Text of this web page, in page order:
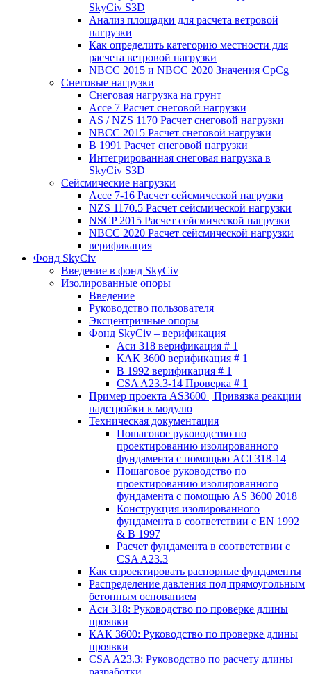
SkyCiv S3D
Анализ площадки для расчета ветровой
нагрузки
Как определить категорию местности для
расчета ветровой нагрузки
NBCC 2015 и NBCC 2020 Значения CpCg
Снеговые нагрузки
Снеговая нагрузка на грунт
Ассе 7 Расчет снеговой нагрузки
AS / NZS 1170 Расчет снеговой нагрузки
NBCC 2015 Расчет снеговой нагрузки
В 1991 Расчет снеговой нагрузки
Интегрированная снеговая нагрузка в
SkyCiv S3D
Сейсмические нагрузки
Ассе 7-16 Расчет сейсмической нагрузки
NZS 1170.5 Расчет сейсмической нагрузки
NSCP 2015 Расчет сейсмической нагрузки
NBCC 2020 Расчет сейсмической нагрузки
верификация
Фонд SkyCiv
Введение в фонд SkyCiv
Изолированные опоры
Введение
Руководство пользователя
Эксцентричные опоры
Фонд SkyCiv – верификация
Аси 318 верификация # 1
КАК 3600 верификация # 1
В 1992 верификация # 1
CSA A23.3-14 Проверка # 1
Пример проекта AS3600 | Привязка реакции
надстройки к модулю
Техническая документация
Пошаговое руководство по
проектированию изолированного
фундамента с помощью ACI 318-14
Пошаговое руководство по
проектированию изолированного
фундамента с помощью AS 3600 2018
Конструкция изолированного
фундамента в соответствии с EN 1992
& В 1997
Расчет фундамента в соответствии с
CSA A23.3
Как спроектировать распорные фундаменты
Распределение давления под прямоугольным
бетонным основанием
Аси 318: Руководство по проверке длины
проявки
КАК 3600: Руководство по проверке длины
проявки
CSA A23.3: Руководство по расчету длины